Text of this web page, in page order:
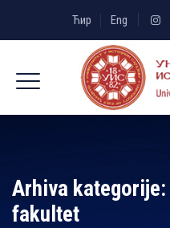
Ћир Eng
Arhiva kategorije:
fakultet